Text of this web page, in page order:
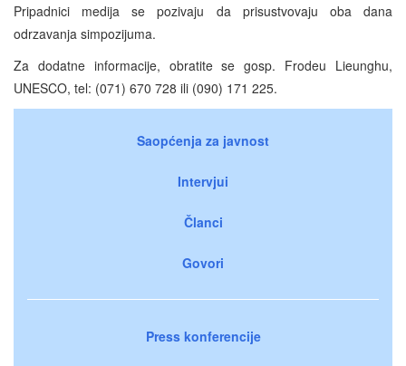
Pripadnici medija se pozivaju da prisustvovaju oba dana
odrzavanja simpozijuma.
Za dodatne informacije, obratite se gosp. Frodeu Lieunghu,
UNESCO, tel: (071) 670 728 ili (090) 171 225.
Saopćenja za javnost
Intervjui
Članci
Govori
Press konferencije